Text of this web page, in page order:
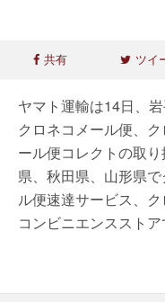
共有 ツイ
ヤマト運輸は14日、
クロネコメール便、
ール便コレクトの取
県、秋田県、山形県
ル便速達サービス、
コンビニエンスストア